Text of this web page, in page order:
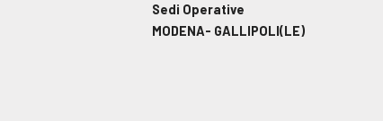
Sedi Operative
MODENA- GALLIPOLI(LE)